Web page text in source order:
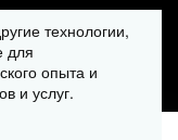
персональных
технологии,
для
опыта и
и услуг.